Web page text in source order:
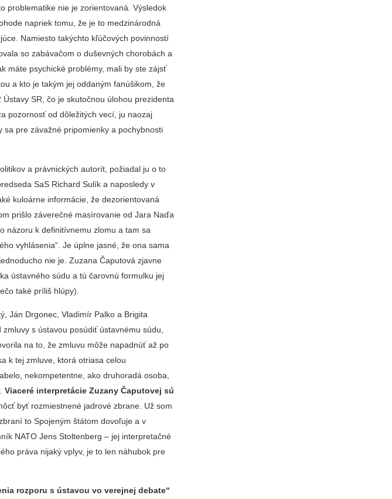
problematike nie je zorientovaná. Výsledok
napriek tomu, že je to medzinárodná
Namiesto takýchto kľúčových povinností
so zabávačom o duševných chorobách a
máte psychické problémy, mali by ste zájsť
a kto je takým jej oddaným fanúšikom, že
SR, čo je skutočnou úlohou prezidenta
pozornosť od dôležitých vecí, ju naozaj
pre závažné pripomienky a pochybnosti
a právnických autorít, požiadal ju o to
SaS Richard Sulík a naposledy v
kuloárne informácie, že dezorientovaná
prišlo záverečné masírovanie od Jara Naďa
názoru k definitívnemu zlomu a tam sa
vyhlásenia“. Je úplne jasné, že ona sama
nie je. Zuzana Čaputová zjavne
ústavného súdu a tú čarovnú formulku jej
také príliš hlúpy).
Ján Drgonec, Vladimír Palko a Brigita
s ústavou posúdiť ústavnému súdu,
na to, že zmluvu môže napadnúť až po
k tej zmluve, ktorá otriasa celou
nekompetentne, ako druhoradá osoba,
Viaceré interpretácie Zuzany Čaputovej sú
byť rozmiestnené jadrové zbrane. Už som
to Spojeným štátom dovoľuje a v
NATO Jens Stoltenberg – jej interpretačné
práva nijaký vplyv, je to len náhubok pre
rozporu s ústavou vo verejnej debate“